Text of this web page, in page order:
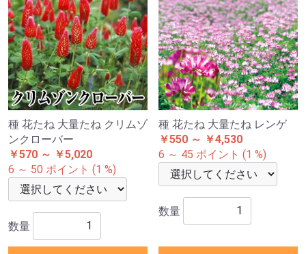
種 花たね 大量たね クリムゾ
ンクローバー
￥570 ～ ￥5,020
6 ～ 50 ポイント (1 %)
数量
種 花たね 大量たね レンゲ
￥550 ～ ￥4,530
6 ～ 45 ポイント (1 %)
数量